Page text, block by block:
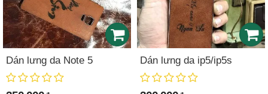
Dán lưng da Note 5 Dán lưng da ip5/ip5s